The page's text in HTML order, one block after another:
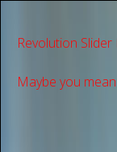
Revolution
Maybe you